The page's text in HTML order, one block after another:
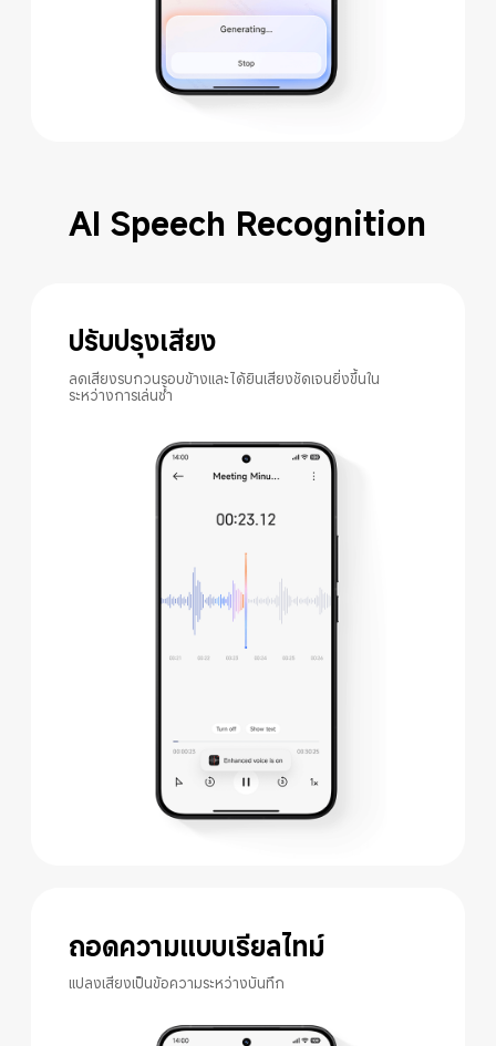
AI Speech Recognition
ปรับปรุงเสียง
ลดเสียงรบกวนรอบข้างและได้ยินเสียงชัดเจนยิ่งขึ้นใน
ระหว่างการเล่นซ้ำ
ถอดความแบบเรียลไทม์
แปลงเสียงเป็นข้อความระหว่างบันทึก